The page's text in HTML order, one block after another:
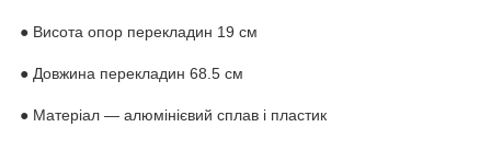
● Висота опор перекладин 19 см
● Довжина перекладин 68.5 см
● Матеріал — алюмінієвий сплав і пластик